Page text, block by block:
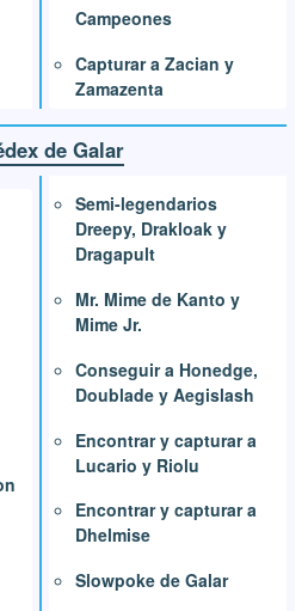
Campeones
Capturar a Zacian y
Zamazenta
de Galar
Semi-legendarios
Dreepy, Drakloak y
Dragapult
Mr. Mime de Kanto y
Mime Jr.
Conseguir a Honedge,
Doublade y Aegislash
Encontrar y capturar a
Lucario y Riolu
Encontrar y capturar a
Dhelmise
Slowpoke de Galar